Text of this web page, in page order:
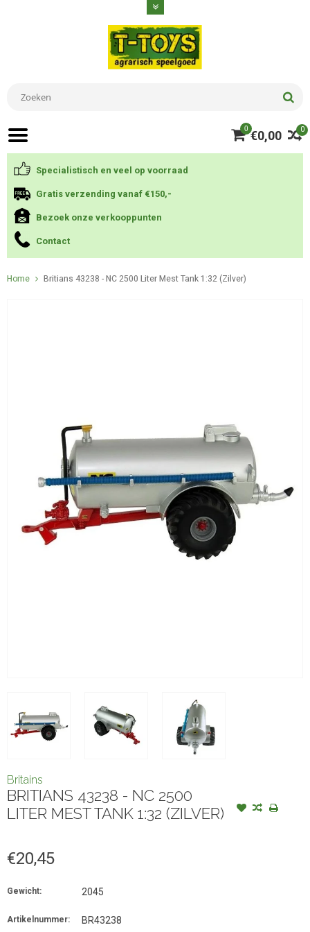
0
0 €0,00
Specialistisch en veel op voorraad
Gratis verzending vanaf €150,-
Bezoek onze verkooppunten
Contact
Home Britians 43238 - NC 2500 Liter Mest Tank 1:32 (Zilver)
Britains
BRITIANS 43238 - NC 2500
LITER MEST TANK 1:32 (ZILVER)
€20,45
Gewicht: 2045
Artikelnummer: BR43238